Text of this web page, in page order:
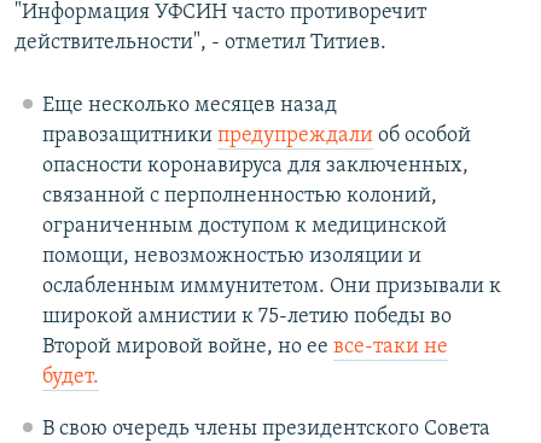
"Информация УФСИН часто противоречит
действительности", - отметил Титиев.
Еще несколько месяцев назад
правозащитники предупреждалиоб особой
опасности коронавируса для заключенных,
связанной с перполненностью колоний,
ограниченным доступом к медицинской
помощи, невозможностью изоляции и
ослабленным иммунитетом. Они призывали к
широкой амнистии к 75-летию победы во
Второй мировой войне, но ее все-таки не
будет.
В свою очередь члены президентского Совета